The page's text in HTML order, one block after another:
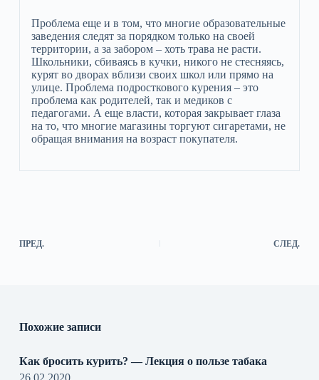
Проблема еще и в том, что многие образовательные
заведения следят за порядком только на своей
территории, а за забором – хоть трава не расти.
Школьники, сбиваясь в кучки, никого не стесняясь,
курят во дворах вблизи своих школ или прямо на
улице. Проблема подросткового курения – это
проблема как родителей, так и медиков с
педагогами. А еще власти, которая закрывает глаза
на то, что многие магазины торгуют сигаретами, не
обращая внимания на возраст покупателя.
ПРЕД. СЛЕД.
Похожие записи
Как бросить курить? — Лекция о пользе табака
26.02.2020